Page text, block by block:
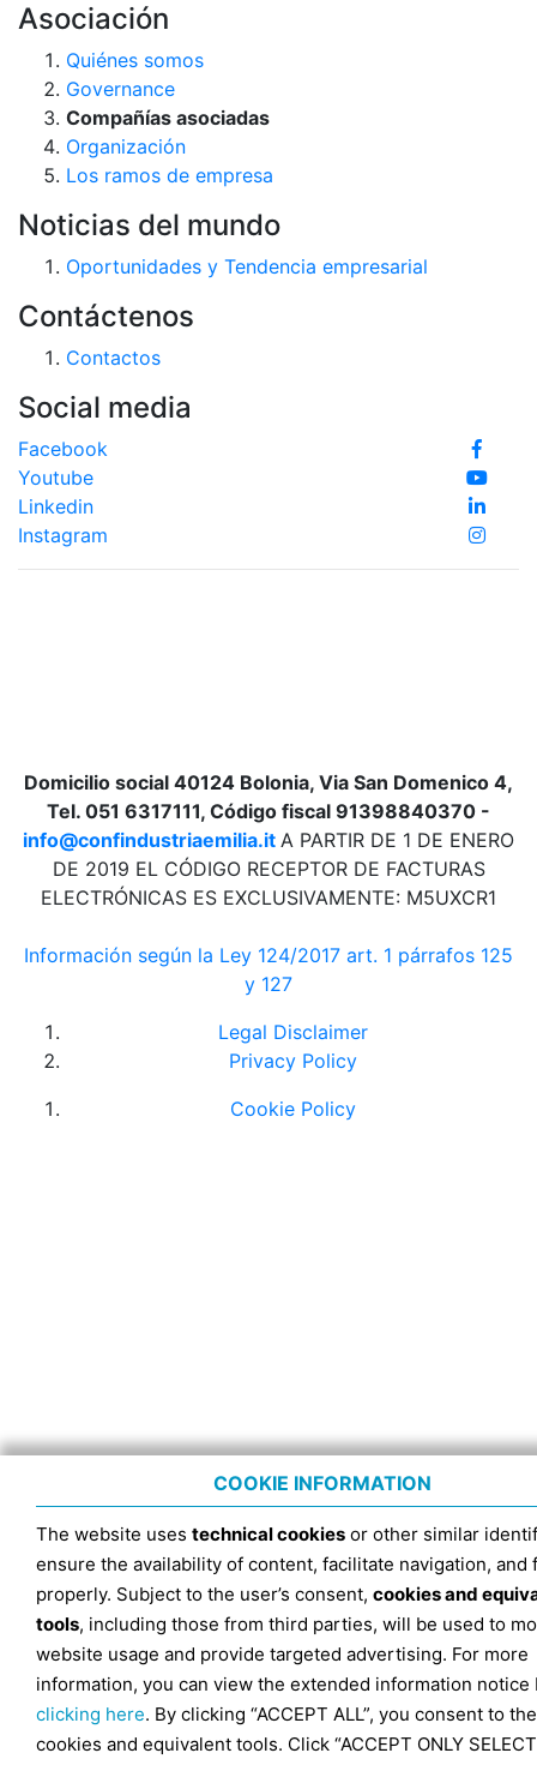
Asociación
Quiénes somos
Governance
Compañías asociadas
Organización
Los ramos de empresa
Noticias del mundo
Oportunidades y Tendencia empresarial
Contáctenos
Contactos
Social media
Facebook
Youtube
Linkedin
Instagram
Domicilio social 40124 Bolonia, Via San Domenico 4,
Tel. 051 6317111, Código fiscal 91398840370 -
info@confindustriaemilia.it A PARTIR DE 1 DE ENERO
DE 2019 EL CÓDIGO RECEPTOR DE FACTURAS
ELECTRÓNICAS ES EXCLUSIVAMENTE: M5UXCR1
Información según la Ley 124/2017 art. 1 párrafos 125
y 127
Legal Disclaimer
Privacy Policy
Cookie Policy
COOKIE INFORMATION
The website uses technical cookies or other similar
ensure the availability of content, facilitate navigation, and
properly. Subject to the user’s consent, cookies and
tools, including those from third parties, will be used to
website usage and provide targeted advertising. For more
information, you can view the extended information notice
clicking here. By clicking “ACCEPT ALL”, you consent to
cookies and equivalent tools. Click “ACCEPT ONLY